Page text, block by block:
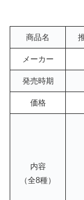
商品名
メーカー
発売時期
価格
内容
（全8種）